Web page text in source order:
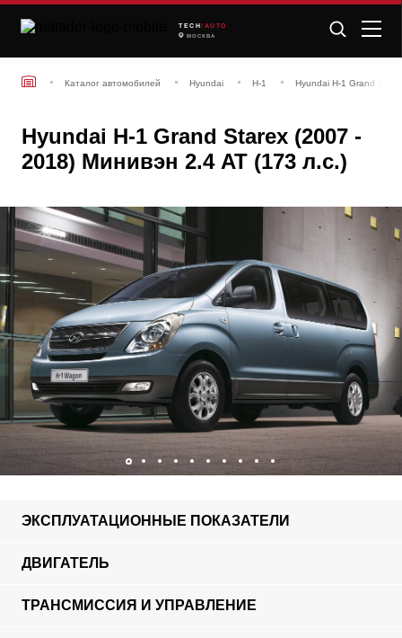
TECH /AUTO
МОСКВА
Каталог автомобилей Hyundai H-1 Hyundai H-1 Grand
Hyundai H-1 Grand Starex (2007 -
2018) Минивэн 2.4 AT (173 л.с.)
ЭКСПЛУАТАЦИОННЫЕ ПОКАЗАТЕЛИ
ДВИГАТЕЛЬ
ТРАНСМИССИЯ И УПРАВЛЕНИЕ